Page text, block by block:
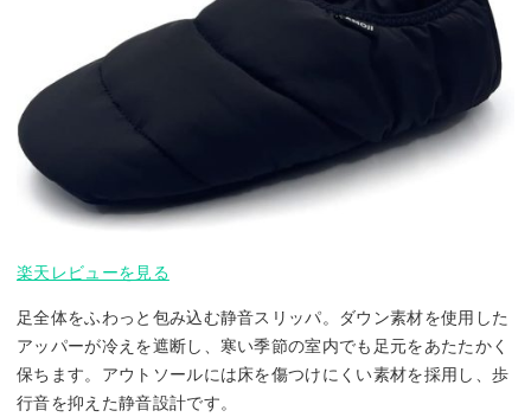
楽天レビューを見る
足全体をふわっと包み込む静音スリッパ。ダウン素材を使用した
アッパーが冷えを遮断し、寒い季節の室内でも足元をあたたかく
保ちます。アウトソールには床を傷つけにくい素材を採用し、歩
行音を抑えた静音設計です。